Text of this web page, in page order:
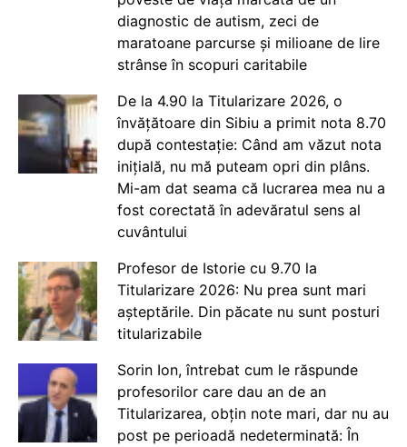
diagnostic de autism, zeci de
maratoane parcurse și milioane de lire
strânse în scopuri caritabile
De la 4.90 la Titularizare 2026, o
învățătoare din Sibiu a primit nota 8.70
după contestație: Când am văzut nota
inițială, nu mă puteam opri din plâns.
Mi-am dat seama că lucrarea mea nu a
fost corectată în adevăratul sens al
cuvântului
Profesor de Istorie cu 9.70 la
Titularizare 2026: Nu prea sunt mari
așteptările. Din păcate nu sunt posturi
titularizabile
Sorin Ion, întrebat cum le răspunde
profesorilor care dau an de an
Titularizarea, obțin note mari, dar nu au
post pe perioadă nedeterminată: În